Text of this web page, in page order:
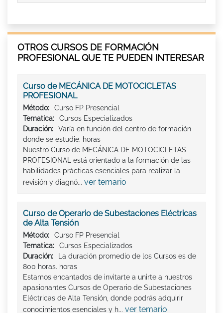
OTROS CURSOS DE FORMACIÓN
PROFESIONAL QUE TE PUEDEN INTERESAR
Curso de MECÁNICA DE MOTOCICLETAS
PROFESIONAL
Método:
Curso FP Presencial
Tematica:
Cursos Especializados
Duración:
Varía en función del centro de formación
donde se estudie. horas
Nuestro Curso de MECÁNICA DE MOTOCICLETAS
PROFESIONAL está orientado a la formación de las
habilidades prácticas esenciales para realizar la
revisión y diagnó... ver temario
Curso de Operario de Subestaciones Eléctricas
de Alta Tensión
Método:
Curso FP Presencial
Tematica:
Cursos Especializados
Duración:
La duración promedio de los Cursos es de
800 horas. horas
Estamos encantados de invitarte a unirte a nuestros
apasionantes Cursos de Operario de Subestaciones
Eléctricas de Alta Tensión, donde podrás adquirir
conocimientos esenciales y h... ver temario